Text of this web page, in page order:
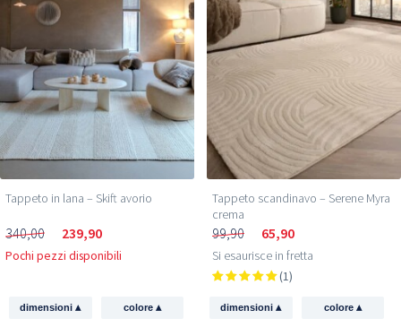
Tappeto in lana – Skift avorio
340,00 239,90
Pochi pezzi disponibili
dimensioni▴ colore ▴
Tappeto scandinavo – Serene Myra
crema
99,90 65,90
Si esaurisce in fretta
(1)
dimensioni▴ colore ▴